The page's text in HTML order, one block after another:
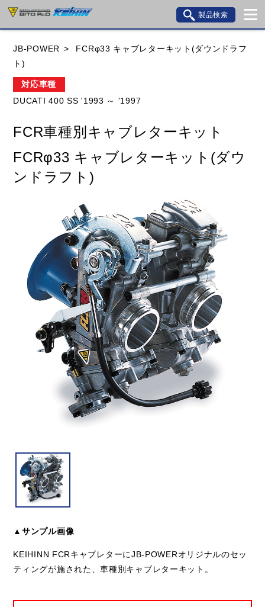
製品検索
HONDA YAMAHA
KAWASAKI BMW DUCATI GILERA
HUSQVANA KTM MOTO GUZZI
TRIUMPH
閉じる
JB-POWER
FCRφ33 キャブレターキット(ダウンドラフ
ト)
対応車種
DUCATI 400 SS '1993 ～ '1997
FCR車種別キャブレターキット
FCRφ33 キャブレターキット(ダウ
ンドラフト)
▲サンプル画像
KEIHINN FCRキャブレターにJB-POWERオリジナルのセッ
ティングが施された、車種別キャブレターキット。